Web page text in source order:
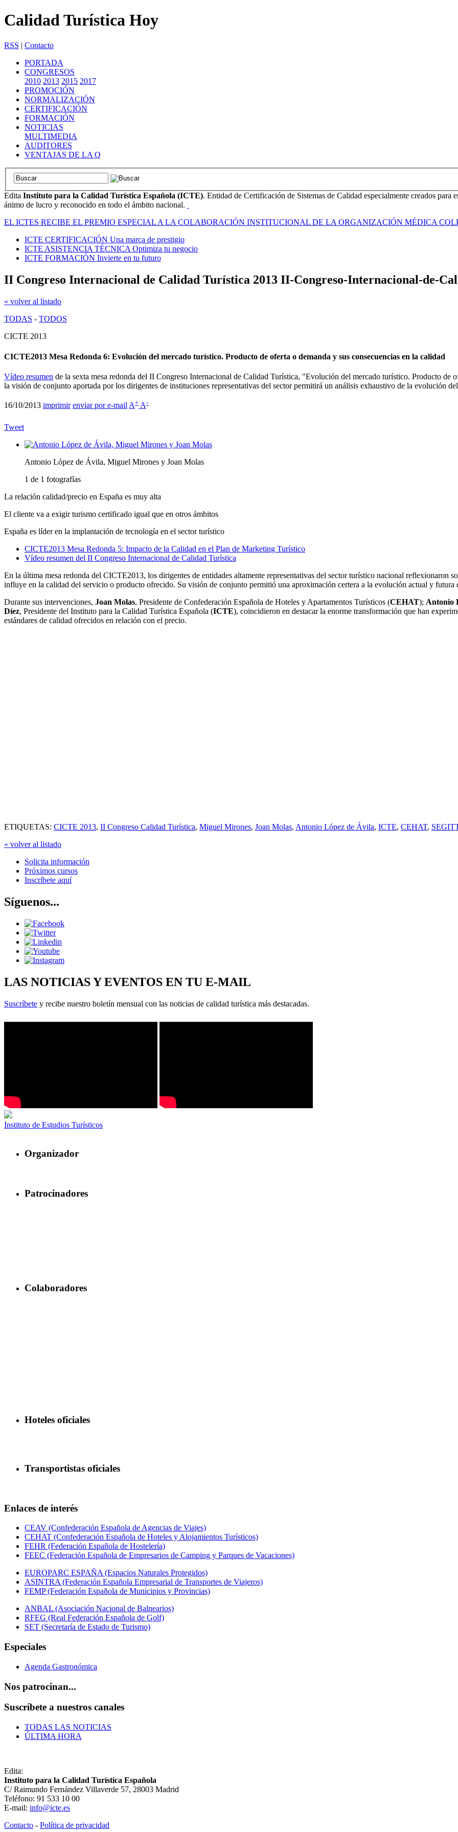
Calidad Turística Hoy
RSS | Contacto
PORTADA
CONGRESOS
2010 2013 2015 2017
PROMOCIÓN
NORMALIZACIÓN
CERTIFICACIÓN
FORMACIÓN
NOTICIAS
MULTIMEDIA
AUDITORES
VENTAJAS DE LA Q
Edita Instituto para la Calidad Turística Española (ICTE). Entidad de Certificación de Sistemas de Calidad especialmente creados
ánimo de lucro y reconocido en todo el ámbito nacional.
EL ICTES RECIBE EL PREMIO ESPECIAL A LA COLABORACIÓN INSTITUCIONAL DE LA ORGANIZACIÓN MÉDICA
ICTE CERTIFICACIÓN Una marca de prestigio
ICTE ASISTENCIA TÉCNICA Optimiza tu negocio
ICTE FORMACIÓN Invierte en tu futuro
II Congreso Internacional de Calidad Turística 2013 II-Congreso-Internacional-de-
« volver al listado
TODAS - TODOS
CICTE 2013
CICTE2013 Mesa Redonda 6: Evolución del mercado turístico. Producto de oferta o demanda y sus consecuencias en la calidad
Vídeo resumen de la sexta mesa redonda del II Congreso Internacional de Calidad Turística, "Evolución del mercado turístico. Producto de
la visión de conjunto aportada por los dirigentes de instituciones representativas del sector permitirá un análisis exhaustivo de la evolución
16/10/2013 imprimir enviar por e-mail A+ A-
Tweet
Antonio López de Ávila, Miguel Mirones y Joan Molas
1 de 1 fotografías
La relación calidad/precio en España es muy alta
El cliente va a exigir turismo certificado igual que en otros ámbitos
España es líder en la implantación de tecnología en el sector turístico
CICTE2013 Mesa Redonda 5: Impacto de la Calidad en el Plan de Marketing Turístico
Vídeo resumen del II Congreso Internacional de Calidad Turística
En la última mesa redonda del CICTE2013, los dirigentes de entidades altamente representativas del sector turístico nacional reflexionaron
influye en la calidad del servicio o producto ofrecido. Su visión de conjunto permitió una aproximación certera a la evolución actual y futura
Durante sus intervenciones, Joan Molas, Presidente de Confederación Española de Hoteles y Apartamentos Turísticos (CEHAT); Antonio
Díez, Presidente del Instituto para la Calidad Turística Española (ICTE), coincidieron en destacar la enorme transformación que han
estándares de calidad ofrecidos en relación con el precio.
ETIQUETAS: CICTE 2013, II Congreso Calidad Turística, Miguel Mirones, Joan Molas, Antonio López de Ávila, ICTE, CEHAT,
« volver al listado
Solicita información
Próximos cursos
Inscríbete aquí
Síguenos...
LAS NOTICIAS Y EVENTOS EN TU E-MAIL
Suscríbete y recibe nuestro boletín mensual con las noticias de calidad turística más destacadas.
Instituto de Estudios Turísticos
Organizador
Patrocinadores
Colaboradores
Hoteles oficiales
Transportistas oficiales
Enlaces de interés
CEAV (Confederación Española de Agencias de Viajes)
CEHAT (Confederación Española de Hoteles y Alojamientos Turísticos)
FEHR (Federación Española de Hostelería)
FEEC (Federación Española de Empresarios de Camping y Parques de Vacaciones)
EUROPARC ESPAÑA (Espacios Naturales Protegidos)
ASINTRA (Federación Española Empresarial de Transportes de Viajeros)
FEMP (Federación Española de Municipios y Provincias)
ANBAL (Asociación Nacional de Balnearios)
RFEG (Real Federación Española de Golf)
SET (Secretaría de Estado de Turismo)
Especiales
Agenda Gastronómica
Nos patrocinan...
Suscríbete a nuestros canales
TODAS LAS NOTICIAS
ÚLTIMA HORA
Edita:
Instituto para la Calidad Turística Española
C/ Raimundo Fernández Villaverde 57, 28003 Madrid
Teléfono: 91 533 10 00
E-mail: info@icte.es
Contacto - Política de privacidad